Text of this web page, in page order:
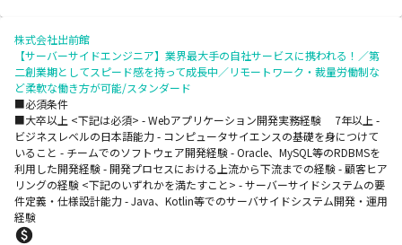
株式会社出前館
【サーバーサイドエンジニア】業界最大手の自社サービスに携われる！／第
二創業期としてスピード感を持って成長中／リモートワーク・裁量労働制な
ど柔軟な働き方が可能/スタンダード
■必須条件
■大卒以上 <下記は必須> - Webアプリケーション開発実務経験 7年以上 -
ビジネスレベルの日本語能力 - コンピュータサイエンスの基礎を身につけて
いること - チームでのソフトウェア開発経験 - Oracle、MySQL等のRDBMSを
利用した開発経験 - 開発プロセスにおける上流から下流までの経験 - 顧客ヒア
リングの経験 <下記のいずれかを満たすこと> - サーバーサイドシステムの要
件定義・仕様設計能力 - Java、Kotlin等でのサーバサイドシステム開発・運用
経験